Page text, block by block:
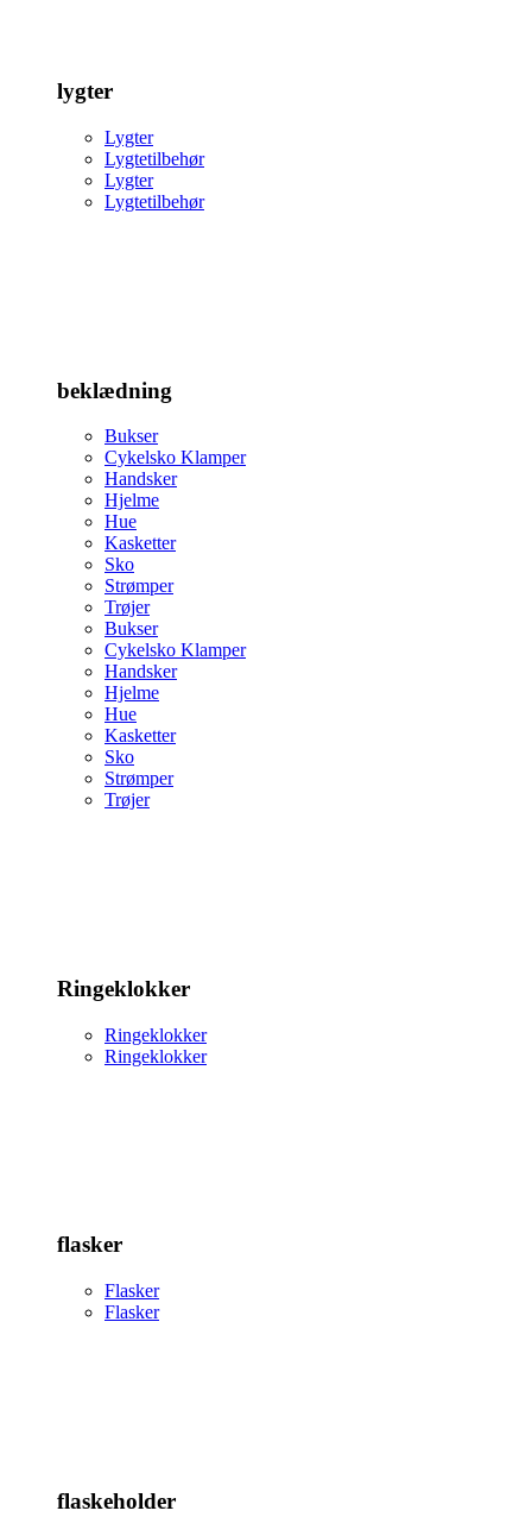
lygter
Lygter
Lygtetilbehør
Lygter
Lygtetilbehør
beklædning
Bukser
Cykelsko Klamper
Handsker
Hjelme
Hue
Kasketter
Sko
Strømper
Trøjer
Bukser
Cykelsko Klamper
Handsker
Hjelme
Hue
Kasketter
Sko
Strømper
Trøjer
Ringeklokker
Ringeklokker
Ringeklokker
flasker
Flasker
Flasker
flaskeholder